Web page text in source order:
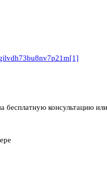
бесплатную консультацию